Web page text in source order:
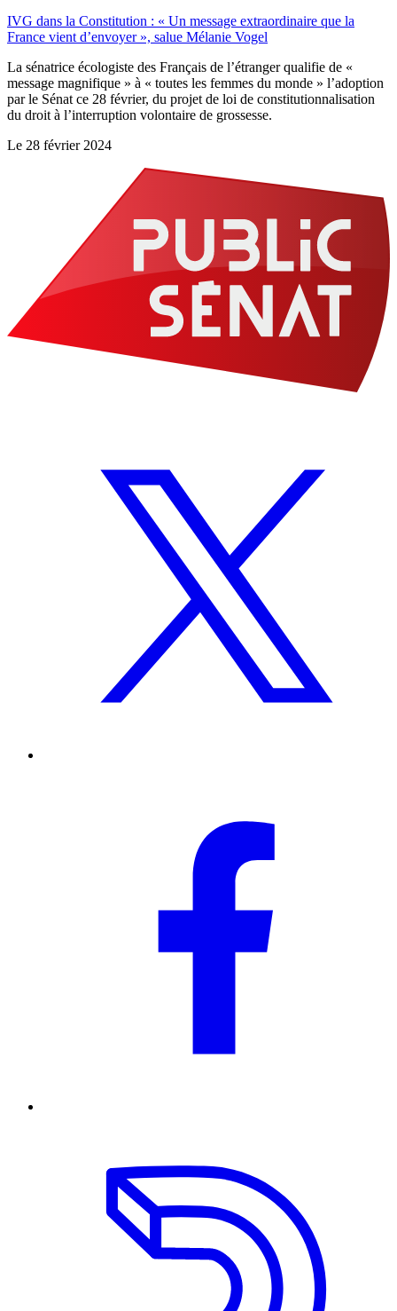
IVG dans la Constitution : « Un message extraordinaire que la
France vient d’envoyer », salue Mélanie Vogel
La sénatrice écologiste des Français de l’étranger qualifie de «
message magnifique » à « toutes les femmes du monde » l’adoption
par le Sénat ce 28 février, du projet de loi de constitutionnalisation
du droit à l’interruption volontaire de grossesse.
Le 28 février 2024